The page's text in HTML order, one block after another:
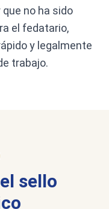
que no ha sido
el fedatario,
y legalmente
trabajo.
sello